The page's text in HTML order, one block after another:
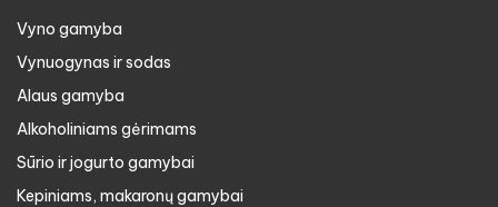
Vyno gamyba
Vynuogynas ir sodas
Alaus gamyba
Alkoholiniams gėrimams
Sūrio ir jogurto gamybai
Kepiniams, makaronų gamybai